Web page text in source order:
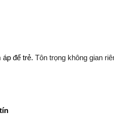
áp để trẻ. Tôn trọng không gian